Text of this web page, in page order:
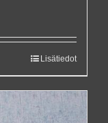
Lisätiedot